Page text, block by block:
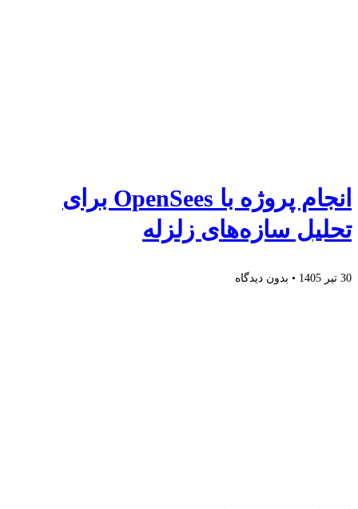
انجام پروژه با OpenSees برای
تحلیل سازه‌های زلزله
30 تیر 1405 بدون دیدگاه